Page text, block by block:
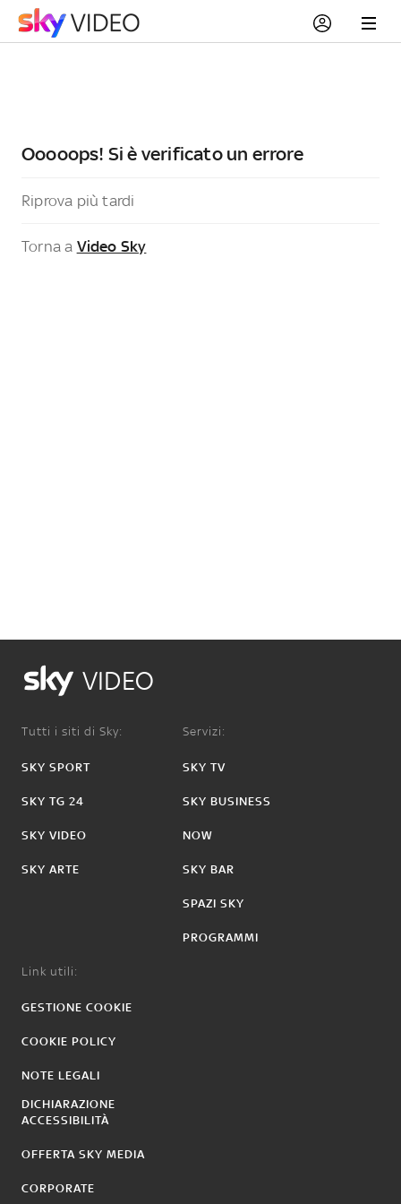
Ooooops! Si è verificato un errore
Riprova più tardi
Torna a Video Sky
VIDEO
Tutti i siti di Sky:
SKY SPORT
SKY TG 24
SKY VIDEO
SKY ARTE
Servizi:
SKY TV
SKY BUSINESS
NOW
SKY BAR
SPAZI SKY
PROGRAMMI
Link utili:
GESTIONE COOKIE
COOKIE POLICY
NOTE LEGALI
DICHIARAZIONE
ACCESSIBILITÀ
OFFERTA SKY MEDIA
CORPORATE